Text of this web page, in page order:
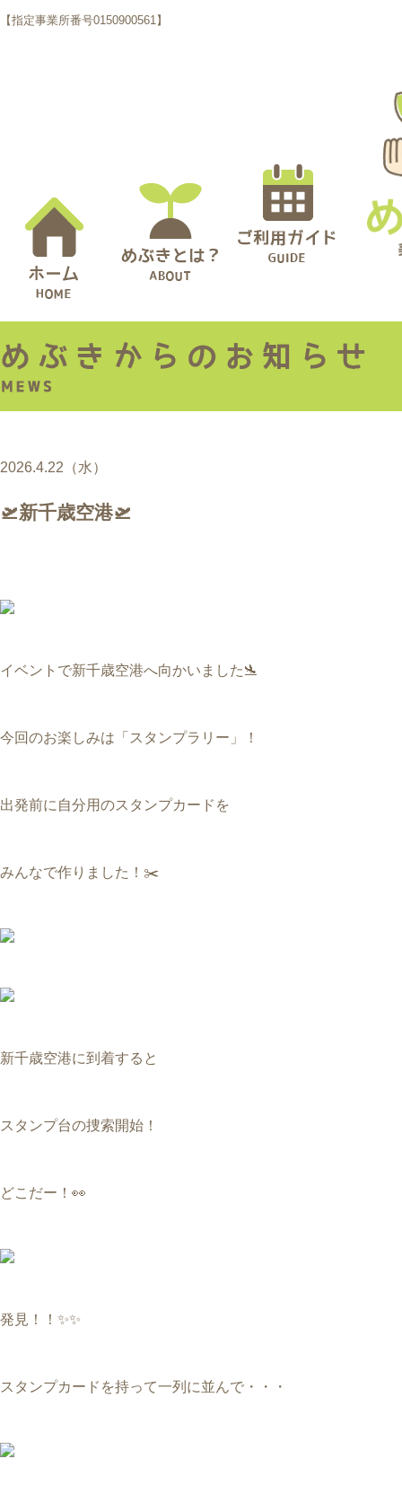
【指定事業所番号0150900561】
2026.4.22（水）
🛫新千歳空港🛫
イベントで新千歳空港へ向かいました🛬
今回のお楽しみは「スタンプラリー」！
出発前に自分用のスタンプカードを
みんなで作りました！✂️
新千歳空港に到着すると
スタンプ台の捜索開始！
どこだー！👀
発見！！✨✨
スタンプカードを持って一列に並んで・・・